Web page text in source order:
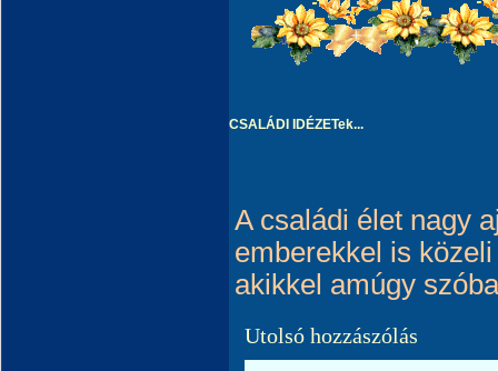
CSALÁDI IDÉZETek...
A családi élet nagy
emberekkel is
akikkel amúgy
Utolsó hozzászólás